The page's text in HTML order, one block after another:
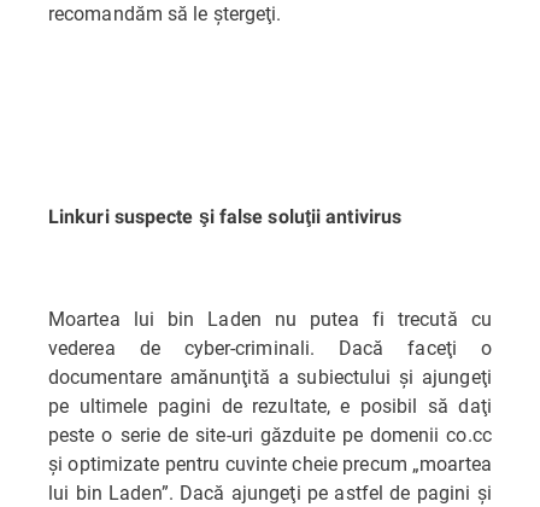
recomandăm să le ştergeţi.
Linkuri suspecte şi false soluţii antivirus
Moartea lui bin Laden nu putea fi trecută cu
vederea de cyber-criminali. Dacă faceţi o
documentare amănunţită a subiectului şi ajungeţi
pe ultimele pagini de rezultate, e posibil să daţi
peste o serie de site-uri găzduite pe domenii co.cc
şi optimizate pentru cuvinte cheie precum „moartea
lui bin Laden”. Dacă ajungeţi pe astfel de pagini şi